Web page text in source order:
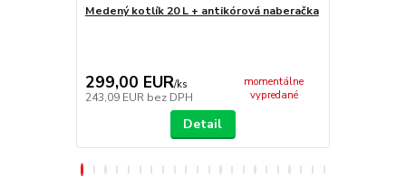
Medený kotlík 20 L + antikórová naberačka
299,00 EUR/ks
243,09 EUR bez DPH
momentálne
vypredané
Detail